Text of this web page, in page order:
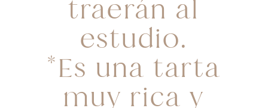
traerán al
estudio.
*Es una tarta
muy rica y